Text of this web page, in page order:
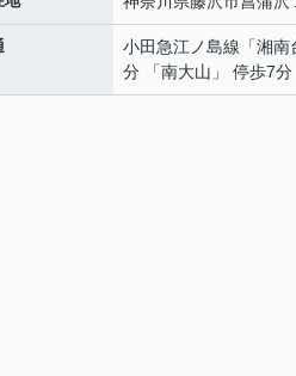
小田急江ノ島線 「湘南
分 「南大山」 停歩7分